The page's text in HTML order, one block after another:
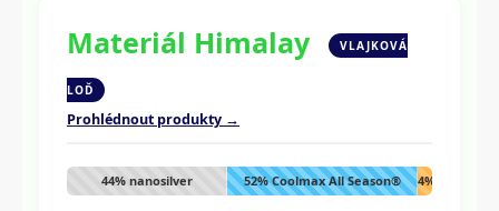
Materiál Himalay VLAJKOVÁ
LOĎ
Prohlédnout produkty →
44% nanosilver 52% Coolmax All Season®
4%